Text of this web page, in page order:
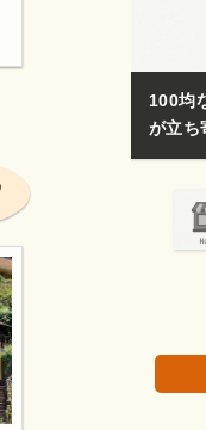
かしもう少しみんな
。